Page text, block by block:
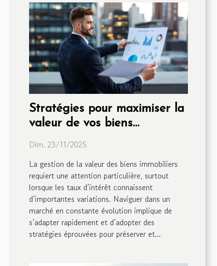
Stratégies pour maximiser la
valeur de vos biens
Dim. 23/11/2025
La gestion de la valeur des biens immobiliers
requiert une attention particulière, surtout
lorsque les taux d’intérêt connaissent
d’importantes variations. Naviguer dans un
marché en constante évolution implique de
s’adapter rapidement et d’adopter des
stratégies éprouvées pour préserver et...